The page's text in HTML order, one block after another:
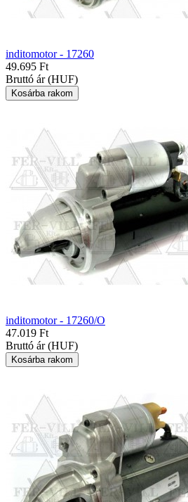
inditomotor - 17260
49.695 Ft
Bruttó ár (HUF)
inditomotor - 17260/O
47.019 Ft
Bruttó ár (HUF)